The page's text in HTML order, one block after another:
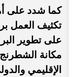
كما شدد على
تكثيف العمل
على تطوير
مكانة
الإقليمي